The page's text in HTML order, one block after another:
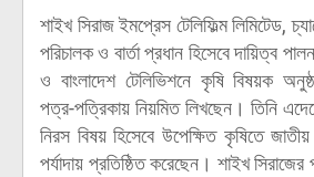
শাইখ সিরাজ ইমপ্রেস টেলিফিল্ম লিমিটেড,
পরিচালক ও বার্তা প্রধান হিসেবে দায়িত্ব
ও বাংলাদেশ টেলিভিশনে কৃষি বিষয়ক
পত্র-পত্রিকায় নিয়মিত লিখছেন। তিনি
নিরস বিষয় হিসেবে উপেক্ষিত কৃষিতে
পর্যাদায় প্রতিষ্ঠিত করেছেন। শাইখ